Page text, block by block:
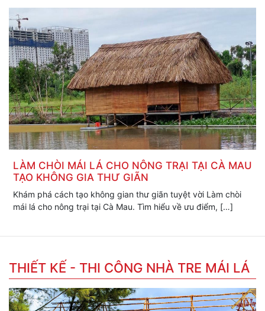
LÀM CHÒI MÁI LÁ CHO NÔNG TRẠI TẠI CÀ MAU
TẠO KHÔNG GIA THƯ GIÃN
Khám phá cách tạo không gian thư giãn tuyệt vời Làm chòi
mái lá cho nông trại tại Cà Mau. Tìm hiểu về ưu điểm, […]
THIẾT KẾ - THI CÔNG NHÀ TRE MÁI LÁ